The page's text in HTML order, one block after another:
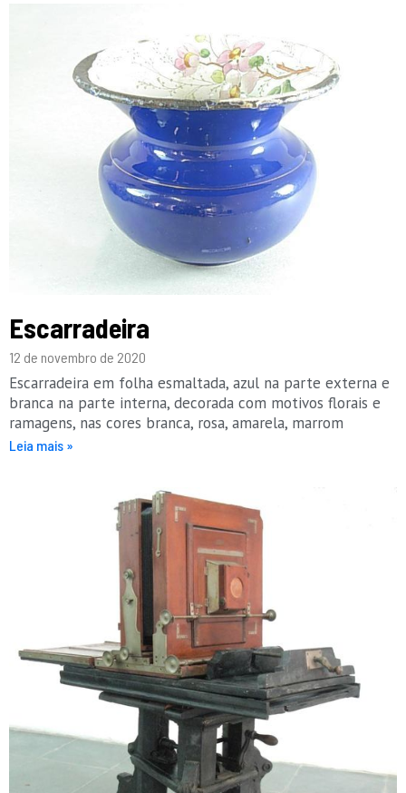
Escarradeira
12 de novembro de 2020
Escarradeira em folha esmaltada, azul na parte externa e
branca na parte interna, decorada com motivos florais e
ramagens, nas cores branca, rosa, amarela, marrom
Leia mais »